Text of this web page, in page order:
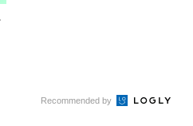
Recommended by